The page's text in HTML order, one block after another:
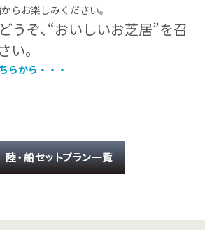
らお楽しみください。
ぞ､“おいしいお芝居”を召
い。
らから・・・